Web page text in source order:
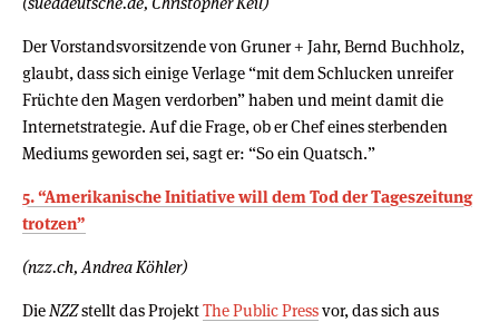
Der Vorstandsvorsitzende von Gruner + Jahr, Bernd Buchholz,
glaubt, dass sich einige Verlage “mit dem Schlucken unreifer
Früchte den Magen verdorben” haben und meint damit die
Internetstrategie. Auf die Frage, ob er Chef eines sterbenden
Mediums geworden sei, sagt er: “So ein Quatsch.”
5. “Amerikanische Initiative will dem Tod der Tageszeitung
trotzen”
(nzz.ch, Andrea Köhler)
Die NZZstellt das ProjektThe Public Pressvor, das sich aus